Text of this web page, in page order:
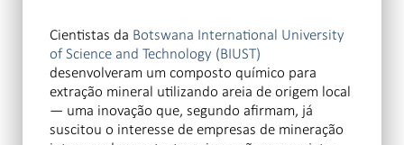
Cientistas da Botswana International University
of Science and Technology (BIUST)
desenvolveram um composto químico para
extração mineral utilizando areia de origem local
— uma inovação que, segundo afirmam, já
suscitou o interesse de empresas de mineração